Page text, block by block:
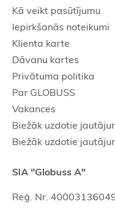
Kā veikt pasūtījumu
Iepirkšanās noteikumi
Klienta karte
Dāvanu kartes
Privātuma politika
Par GLOBUSS
Vakances
Biežāk uzdotie
Biežāk uzdotie
SIA "Globuss A"
Reģ. Nr.